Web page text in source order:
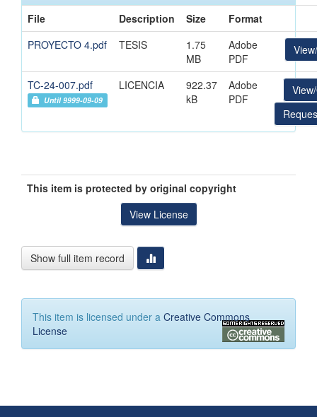
File
Description Size
Format
PROYECTO 4.pdf
TESIS
1.75
MB
Adobe
PDF
TC-24-007.pdf
Until 9999-09-09
LICENCIA
922.37
kB
Adobe
PDF
This item is protected by original copyright
View License
Show full item record
This item is licensed under a Creative Commons
License